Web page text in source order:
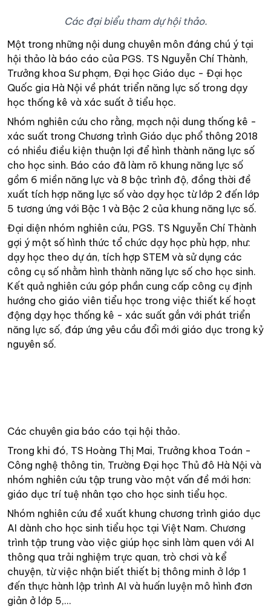
Các đại biểu tham dự hội thảo.
Một trong những nội dung chuyên môn đáng chú ý tại
hội thảo là báo cáo của PGS. TS Nguyễn Chí Thành,
Trưởng khoa Sư phạm, Đại học Giáo dục - Đại học
Quốc gia Hà Nội về phát triển năng lực số trong dạy
học thống kê và xác suất ở tiểu học.
Nhóm nghiên cứu cho rằng, mạch nội dung thống kê -
xác suất trong Chương trình Giáo dục phổ thông 2018
có nhiều điều kiện thuận lợi để hình thành năng lực số
cho học sinh. Báo cáo đã làm rõ khung năng lực số
gồm 6 miền năng lực và 8 bậc trình độ, đồng thời đề
xuất tích hợp năng lực số vào dạy học từ lớp 2 đến lớp
5 tương ứng với Bậc 1 và Bậc 2 của khung năng lực số.
Đại diện nhóm nghiên cứu, PGS. TS Nguyễn Chí Thành
gợi ý một số hình thức tổ chức dạy học phù hợp, như:
dạy học theo dự án, tích hợp STEM và sử dụng các
công cụ số nhằm hình thành năng lực số cho học sinh.
Kết quả nghiên cứu góp phần cung cấp công cụ định
hướng cho giáo viên tiểu học trong việc thiết kế hoạt
động dạy học thống kê - xác suất gắn với phát triển
năng lực số, đáp ứng yêu cầu đổi mới giáo dục trong kỷ
nguyên số.
Các chuyên gia báo cáo tại hội thảo.
Trong khi đó, TS Hoàng Thị Mai, Trưởng khoa Toán -
Công nghệ thông tin, Trường Đại học Thủ đô Hà Nội và
nhóm nghiên cứu tập trung vào một vấn đề mới hơn:
giáo dục trí tuệ nhân tạo cho học sinh tiểu học.
Nhóm nghiên cứu đề xuất khung chương trình giáo dục
AI dành cho học sinh tiểu học tại Việt Nam. Chương
trình tập trung vào việc giúp học sinh làm quen với AI
thông qua trải nghiệm trực quan, trò chơi và kể
chuyện, từ việc nhận biết thiết bị thông minh ở lớp 1
đến thực hành lập trình AI và huấn luyện mô hình đơn
giản ở lớp 5,…